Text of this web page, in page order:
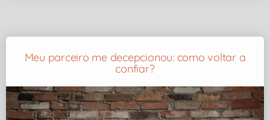
Meu parceiro me decepcionou: como voltar a
confiar?